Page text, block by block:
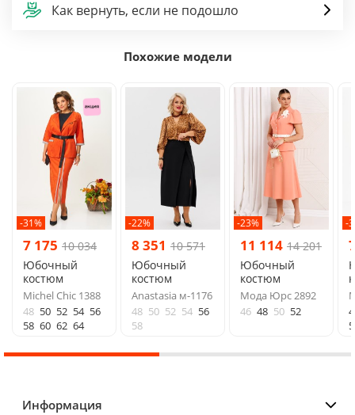
Как вернуть, если не подошло
Похожие модели
-31%
7 175 10 034
Юбочный
костюм
Michel Chic 1388
48 50 52 54 56
58 60 62 64
-22%
8 351 10 571
Юбочный
костюм
Anastasia м-1176
48 50 52 54 56
58
-23%
11 114 14 201
Юбочный
костюм
Мода Юрс 2892
46 48 50 52
-
Информация